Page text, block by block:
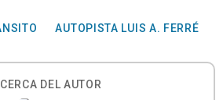
AUTOPISTA LUIS A. FERRÉ
DEL AUTOR